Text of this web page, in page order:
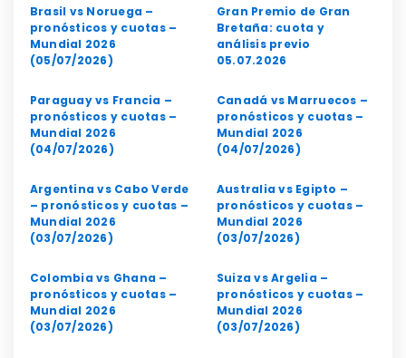
Brasil vs Noruega –
pronósticos y cuotas –
Mundial 2026
(05/07/2026)
Gran Premio de Gran
Bretaña: cuota y
análisis previo
05.07.2026
Paraguay vs Francia –
pronósticos y cuotas –
Mundial 2026
(04/07/2026)
Canadá vs Marruecos –
pronósticos y cuotas –
Mundial 2026
(04/07/2026)
Argentina vs Cabo Verde
– pronósticos y cuotas –
Mundial 2026
(03/07/2026)
Australia vs Egipto –
pronósticos y cuotas –
Mundial 2026
(03/07/2026)
Colombia vs Ghana –
pronósticos y cuotas –
Mundial 2026
(03/07/2026)
Suiza vs Argelia –
pronósticos y cuotas –
Mundial 2026
(03/07/2026)